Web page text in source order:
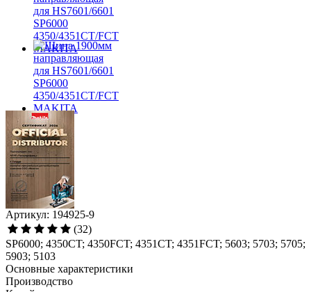
Артикул: 194925-9
(32)
SP6000; 4350CT; 4350FCT; 4351CT; 4351FCT; 5603; 5703; 5705;
5903; 5103
Основные характеристики
Производство